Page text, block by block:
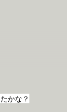
かな？